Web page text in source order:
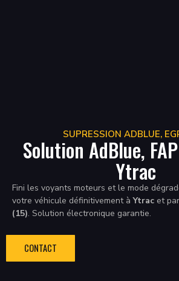
SUPRESSION ADBLUE,
Solution AdBlue,
Ytrac
Fini les voyants moteurs et le mode
votre véhicule définitivement àYtrac et
(15). Solution électronique garantie.
CONTACT